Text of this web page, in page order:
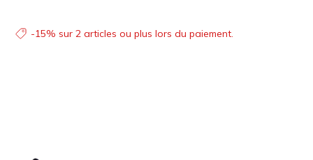
-15% sur 2 articles ou plus lors du paiement.